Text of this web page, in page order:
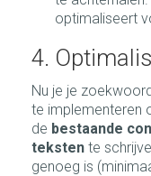
optimaliseert
4.
Nu je je
te implementeren
de bestaande
teksten te
genoeg is